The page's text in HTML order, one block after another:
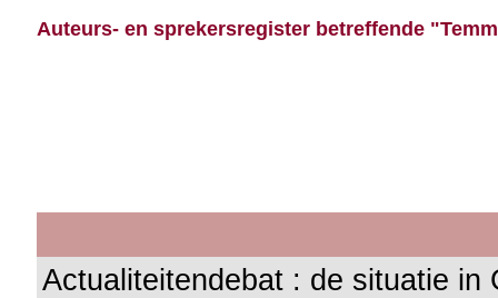
Auteurs- en sprekersregister betreffende
Actualiteitendebat : de situatie in